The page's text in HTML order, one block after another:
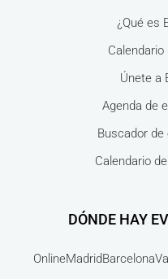
¿Qué es
Únete a
Agenda de
Buscador
Calendario
DÓNDE HAY
OnlineMadridBarcelona